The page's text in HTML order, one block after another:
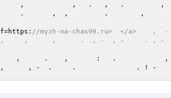
,            ,   .   ,   .         ,
.       ,  ,         .        ,
//myzh-na-chas99.ru>
,      ,      .  , -  , -     . ,
!      ,      .    ,       :   .
, -  .     .               . ! -